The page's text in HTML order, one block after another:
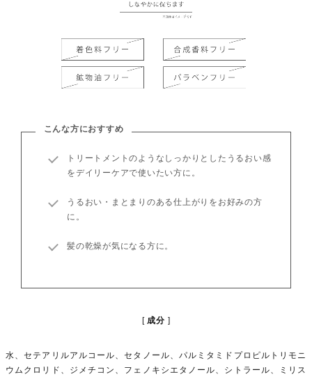
こんな方におすすめ
トリートメントのようなしっかりとしたうるおい感
をデイリーケアで使いたい方に。
うるおい・まとまりのある仕上がりをお好みの方
に。
髪の乾燥が気になる方に。
成分
水、セテアリルアルコール、セタノール、パルミタミドプロピルトリモニ
ウムクロリド、ジメチコン、フェノキシエタノール、シトラール、ミリス